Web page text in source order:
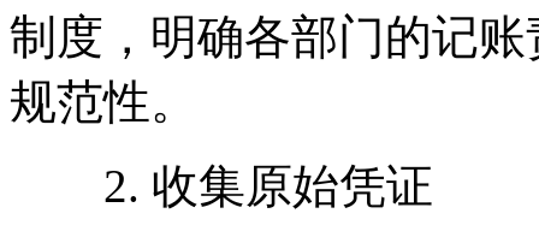
制度，明确各部门的记
规范性。
2. 收集原始凭证